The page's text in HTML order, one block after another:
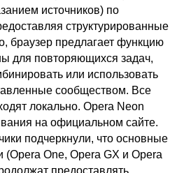
источников) по
структурированные
браузер предлагает функцию
для повторяющихся задач,
или использовать
сообществом. Все
локально. Opera Neon
на официальном сайте.
подчеркнули, что основные
(Opera One, Opera GX и Opera
предоставлять